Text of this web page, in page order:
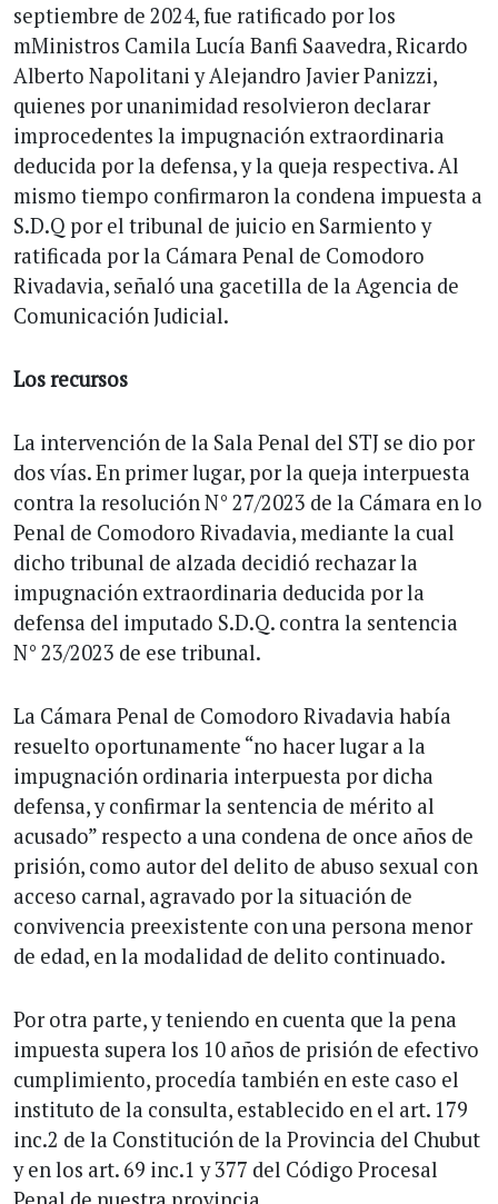
septiembre de 2024, fue ratificado por los
mMinistros Camila Lucía Banfi Saavedra, Ricardo
Alberto Napolitani y Alejandro Javier Panizzi,
quienes por unanimidad resolvieron declarar
improcedentes la impugnación extraordinaria
deducida por la defensa, y la queja respectiva. Al
mismo tiempo confirmaron la condena impuesta a
S.D.Q por el tribunal de juicio en Sarmiento y
ratificada por la Cámara Penal de Comodoro
Rivadavia, señaló una gacetilla de la Agencia de
Comunicación Judicial.
Los recursos
La intervención de la Sala Penal del STJ se dio por
dos vías. En primer lugar, por la queja interpuesta
contra la resolución N° 27/2023 de la Cámara en lo
Penal de Comodoro Rivadavia, mediante la cual
dicho tribunal de alzada decidió rechazar la
impugnación extraordinaria deducida por la
defensa del imputado S.D.Q. contra la sentencia
N° 23/2023 de ese tribunal.
La Cámara Penal de Comodoro Rivadavia había
resuelto oportunamente “no hacer lugar a la
impugnación ordinaria interpuesta por dicha
defensa, y confirmar la sentencia de mérito al
acusado” respecto a una condena de once años de
prisión, como autor del delito de abuso sexual con
acceso carnal, agravado por la situación de
convivencia preexistente con una persona menor
de edad, en la modalidad de delito continuado.
Por otra parte, y teniendo en cuenta que la pena
impuesta supera los 10 años de prisión de efectivo
cumplimiento, procedía también en este caso el
instituto de la consulta, establecido en el art. 179
inc.2 de la Constitución de la Provincia del Chubut
y en los art. 69 inc.1 y 377 del Código Procesal